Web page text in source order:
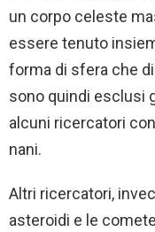
un corpo celeste
essere tenuto
forma di sfera che
sono quindi esclusi
alcuni ricercatori
nani.
Altri ricercatori,
asteroidi e le